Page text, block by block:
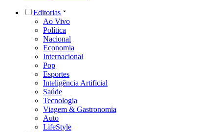
Editorias
Ao Vivo
Política
Nacional
Economia
Internacional
Pop
Esportes
Inteligência Artificial
Saúde
Tecnologia
Viagem & Gastronomia
Auto
LifeStyle